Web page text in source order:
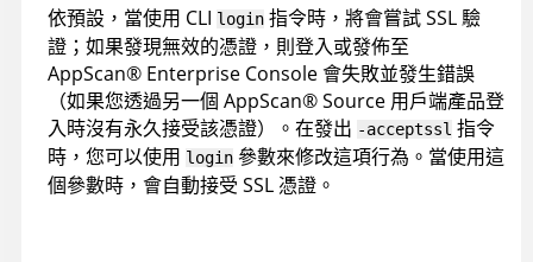
依預設，當使用 CLI login 指令時，將會嘗試 SSL 驗
證；如果發現無效的憑證，則登入或發佈至
AppScan® Enterprise Console會失敗並發生錯誤
（如果您透過另一個 AppScan®Source 用戶端產品登
入時沒有永久接受該憑證）。在發出 -acceptssl 指令
時，您可以使用 login 參數來修改這項行為。當使用這
個參數時，會自動接受 SSL 憑證。